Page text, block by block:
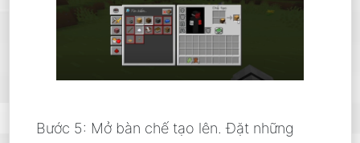
Bước 5: Mở bàn chế tạo lên. Đặt những